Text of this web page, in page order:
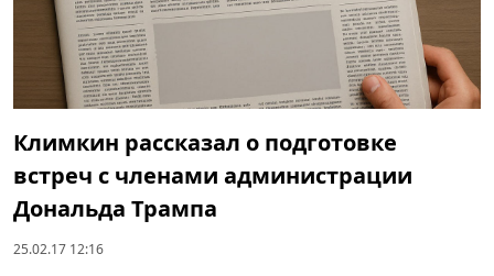
Климкин рассказал о подготовке
встреч с членами администрации
Дональда Трампа
25.02.17 12:16